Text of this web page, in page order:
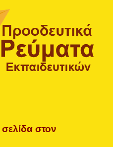
σελίδα στον